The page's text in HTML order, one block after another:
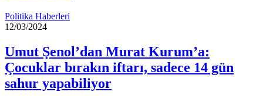
Politika Haberleri
12/03/2024
Umut Şenol’dan Murat Kurum’a:
Çocuklar bırakın iftarı, sadece 14 gün
sahur yapabiliyor